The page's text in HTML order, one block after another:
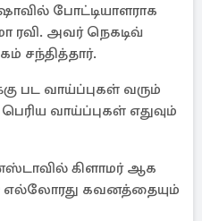
போட்டியாளராக
ரவி. அவர் நெகடிவ்
சந்தித்தார்.
பட வாய்ப்புகள் வரும்
வாய்ப்புகள் எதுவும்
கிளாமர் ஆக
எல்லோரது கவனத்தையும்